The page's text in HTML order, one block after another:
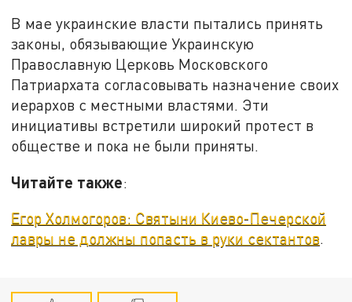
В мае украинские власти пытались принять
законы, обязывающие Украинскую
Православную Церковь Московского
Патриархата согласовывать назначение своих
иерархов с местными властями. Эти
инициативы встретили широкий протест в
обществе и пока не были приняты.
Читайте также:
Егор Холмогоров: Святыни Киево-Печерской
лавры не должны попасть в руки сектантов.